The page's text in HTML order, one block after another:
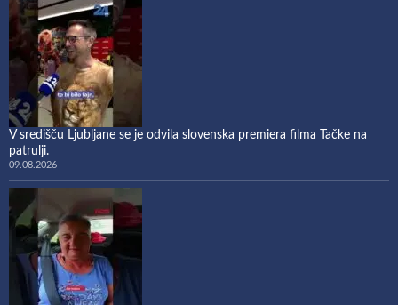
V središču Ljubljane se je odvila slovenska premiera filma Tačke na
patrulji.
09.08.2026